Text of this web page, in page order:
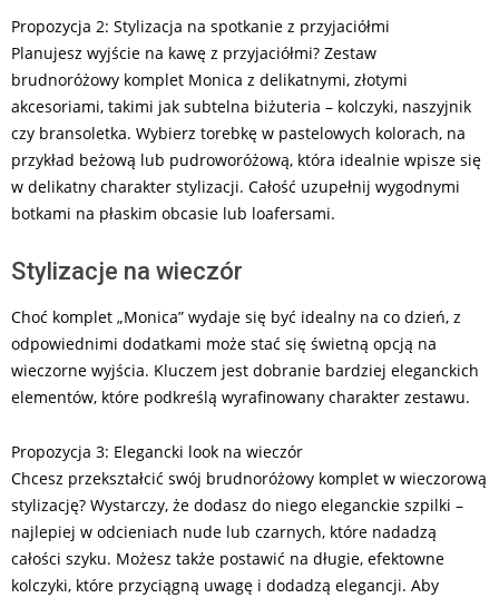
Propozycja 2: Stylizacja na spotkanie z przyjaciółmi
Planujesz wyjście na kawę z przyjaciółmi? Zestaw
brudnoróżowy komplet Monica z delikatnymi, złotymi
akcesoriami, takimi jak subtelna biżuteria – kolczyki, naszyjnik
czy bransoletka. Wybierz torebkę w pastelowych kolorach, na
przykład beżową lub pudroworóżową, która idealnie wpisze się
w delikatny charakter stylizacji. Całość uzupełnij wygodnymi
botkami na płaskim obcasie lub loafersami.
Stylizacje na wieczór
Choć komplet „Monica” wydaje się być idealny na co dzień, z
odpowiednimi dodatkami może stać się świetną opcją na
wieczorne wyjścia. Kluczem jest dobranie bardziej eleganckich
elementów, które podkreślą wyrafinowany charakter zestawu.
Propozycja 3: Elegancki look na wieczór
Chcesz przekształcić swój brudnoróżowy komplet w wieczorową
stylizację? Wystarczy, że dodasz do niego eleganckie szpilki –
najlepiej w odcieniach nude lub czarnych, które nadadzą
całości szyku. Możesz także postawić na długie, efektowne
kolczyki, które przyciągną uwagę i dodadzą elegancji. Aby